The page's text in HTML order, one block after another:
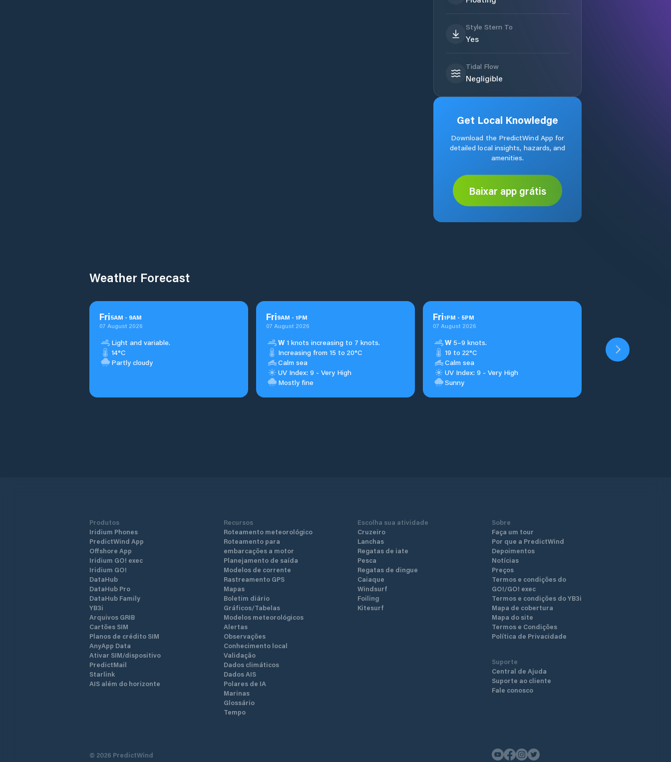
Style Stern To
Yes
Tidal Flow
Negligible
Get Local Knowledge
Download the PredictWind App for
detailed local insights, hazards, and
amenities.
Baixar app grátis
Weather Forecast
Fri5AM - 9AM
07 August 2026
Light and variable.
14°C
Partly cloudy
Fri9AM - 1PM
07 August 2026
W 1 knots increasing to 7 knots.
Increasing from 15 to 20°C
Calm sea
UV Index: 9 - Very High
Mostly fine
Fri1PM - 5PM
07 August 2026
W 5–9 knots.
19 to 22°C
Calm sea
UV Index: 9 - Very High
Sunny
Produtos
Iridium Phones
PredictWind App
Offshore App
Iridium GO! exec
Iridium GO!
DataHub
DataHub Pro
DataHub Family
YB3i
Arquivos GRIB
Cartões SIM
Planos de crédito SIM
AnyApp Data
Ativar SIM/dispositivo
PredictMail
Starlink
AIS além do horizonte
Recursos
Roteamento meteorológico
Roteamento para
embarcações a motor
Planejamento de saída
Modelos de corrente
Rastreamento GPS
Mapas
Boletim diário
Gráficos/Tabelas
Modelos meteorológicos
Alertas
Observações
Conhecimento local
Validação
Dados climáticos
Dados AIS
Polares de IA
Marinas
Glossário
Tempo
Escolha sua atividade
Cruzeiro
Lanchas
Regatas de iate
Pesca
Regatas de dingue
Caiaque
Windsurf
Foiling
Kitesurf
Sobre
Faça um tour
Por que a PredictWind
Depoimentos
Notícias
Preços
Termos e condições do
GO!/GO! exec
Termos e condições do YB3i
Mapa de cobertura
Mapa do site
Termos e Condições
Política de Privacidade
Suporte
Central de Ajuda
Suporte ao cliente
Fale conosco
© 2026 PredictWind